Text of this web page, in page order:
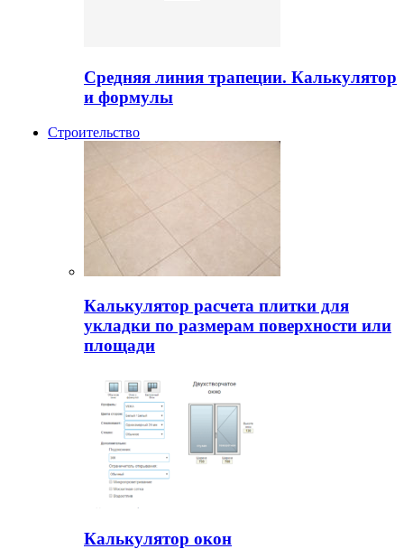
Средняя линия трапеции. Калькулятор
и формулы
Строительство
Калькулятор расчета плитки для
укладки по размерам поверхности или
площади
Калькулятор окон